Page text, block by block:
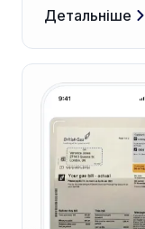
Детальніше